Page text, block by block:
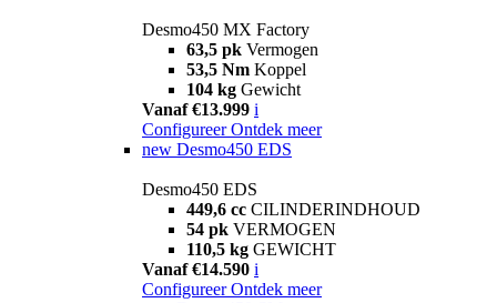
Desmo450 MX Factory
63,5 pk Vermogen
53,5 Nm Koppel
104 kg Gewicht
Vanaf €13.999 i
Configureer Ontdek meer
new Desmo450 EDS
Desmo450 EDS
449,6 cc CILINDERINDHOUD
54 pk VERMOGEN
110,5 kg GEWICHT
Vanaf €14.590 i
Configureer Ontdek meer